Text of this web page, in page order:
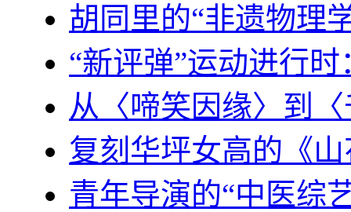
胡同里的“非遗物理
“新评弹”运动进行
从〈啼笑因缘〉到
复刻华坪女高的《
青年导演的“中医综